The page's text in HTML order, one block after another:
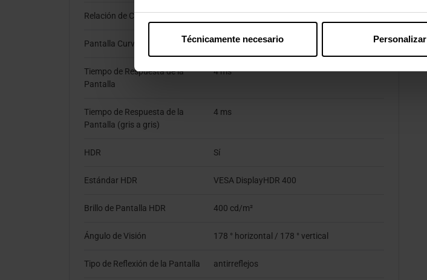
Técnicamente necesario Personalizar
Relación de Contraste (Estático) 1.000:1
Pantalla Curva No
Tiempo de Respuesta de la
Pantalla
4 ms
Tiempo de Respuesta de la
Pantalla (gris a gris)
4 ms
HDR Sí
Estándar HDR VESA DisplayHDR 400
Brillo de Pantalla HDR 400 cd/m²
Ángulo de Visión 178 ° horizontal / 178 ° vertical
Tipo de Reflexión de la Pantalla antirreflejos